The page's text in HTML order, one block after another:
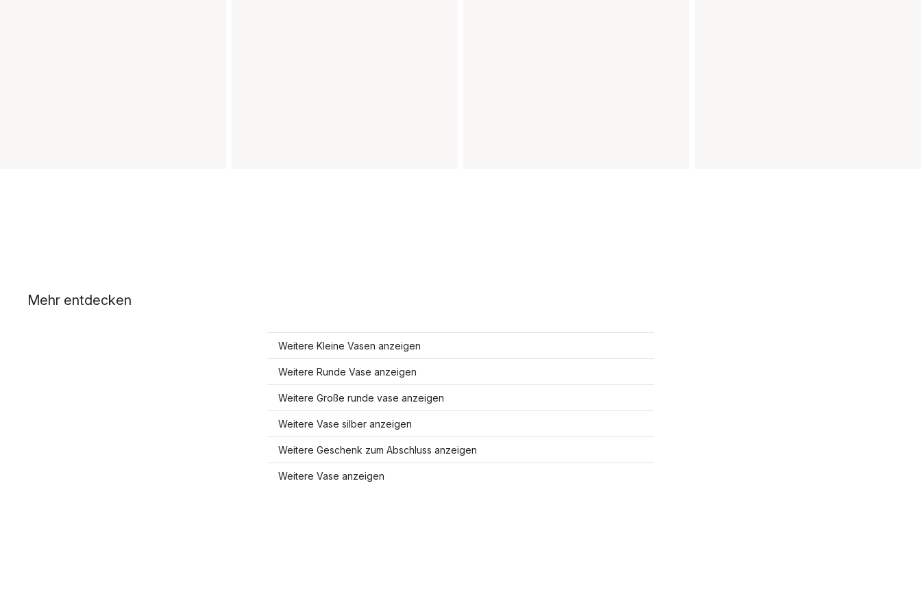
Mehr entdecken
Weitere Kleine Vasen anzeigen
Weitere Runde Vase anzeigen
Weitere Große runde vase anzeigen
Weitere Vase silber anzeigen
Weitere Geschenk zum Abschluss anzeigen
Weitere Vase anzeigen